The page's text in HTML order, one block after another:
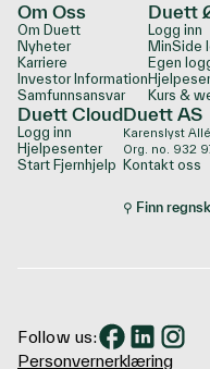
Om Oss
Om Duett
Nyheter
Karriere
Investor Information
Samfunnsansvar
Duett
Logg inn
MinSide
Egen
Kurs &
Duett Cloud
Logg inn
Hjelpesenter
Start Fjernhjelp
Duett AS
Karenslyst
Org. no. 932
Kontakt oss
⚲ Finn
Personvernerklæring
Follow us: